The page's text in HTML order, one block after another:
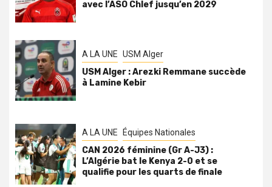
avec l’ASO Chlef jusqu’en 2029
A LA UNE USM Alger
USM Alger : Arezki Remmane succède
à Lamine Kebir
A LA UNE Équipes Nationales
CAN 2026 féminine (Gr A-J3) :
L’Algérie bat le Kenya 2-0 et se
qualifie pour les quarts de finale